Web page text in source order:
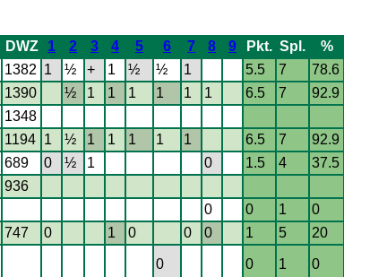
DWZ 1 2 3 4 5 6 7 8 9 Pkt. Spl.
%
1382 1 ½ + 1 ½ ½ 1 5.5 7
78.6
1390 ½ 1 1 1 1 1 1 6.5 7
92.9
1348
1194 1 ½ 1 1 1 1 1 6.5 7
92.9
689 0 ½ 1 0 1.5 4
37.5
936
0 0 1
0
747 0 1 0 0 0 1 5 20
0 0 1 0